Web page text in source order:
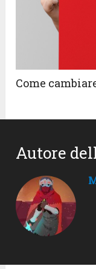
Come
Autore